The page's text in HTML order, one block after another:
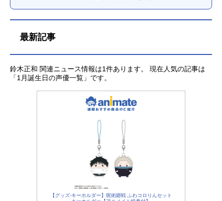
最新記事
鈴木正和 関連ニュース情報は1件あります。 現在人気の記事は
「1月誕生日の声優一覧」です。
【グッズ-キーホルダー】呪術廻戦 ふわコロりんセット